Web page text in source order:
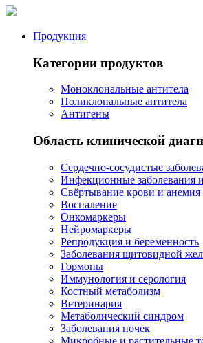
Продукция
Категории продуктов
Моноклональные антитела
Поликлональные антитела
Антигены
Область клинической
Сердечно-сосудистые
Инфекционные заболевания
Свёртывание крови и анемия
Воспаление
Онкомаркеры
Нейромаркеры
Репродукция и беременность
Заболевания щитовидной
Гормоны
Иммунология и серология
Костный метаболизм
Ветеринария
Метаболический синдром
Заболевания почек
Микробные и растительные